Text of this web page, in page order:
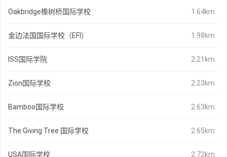
Oakbridge橡树桥国际学校 1.64km
金边法国国际学校（EFI） 1.98km
ISS国际学院 2.21km
Zion国际学校 2.23km
Bamboo国际学校 2.63km
The Giving Tree 国际学校 2.65km
USA国际学校 2.72km